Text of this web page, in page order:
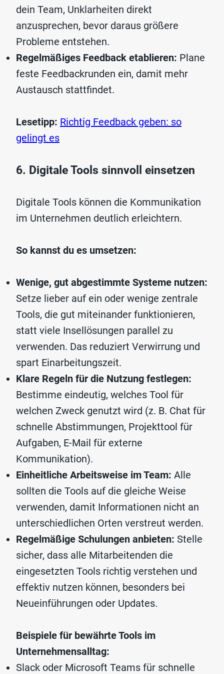
dein Team, Unklarheiten direkt
anzusprechen, bevor daraus größere
Probleme entstehen.
Regelmäßiges Feedback etablieren: Plane
feste Feedbackrunden ein, damit mehr
Austausch stattfindet.
Lesetipp: Richtig Feedback geben: so
gelingt es
6. Digitale Tools sinnvoll einsetzen
Digitale Tools können die Kommunikation
im Unternehmen deutlich erleichtern.
So kannst du es umsetzen:
Wenige, gut abgestimmte Systeme nutzen:
Setze lieber auf ein oder wenige zentrale
Tools, die gut miteinander funktionieren,
statt viele Insellösungen parallel zu
verwenden. Das reduziert Verwirrung und
spart Einarbeitungszeit.
Klare Regeln für die Nutzung festlegen:
Bestimme eindeutig, welches Tool für
welchen Zweck genutzt wird (z. B. Chat für
schnelle Abstimmungen, Projekttool für
Aufgaben, E-Mail für externe
Kommunikation).
Einheitliche Arbeitsweise im Team: Alle
sollten die Tools auf die gleiche Weise
verwenden, damit Informationen nicht an
unterschiedlichen Orten verstreut werden.
Regelmäßige Schulungen anbieten: Stelle
sicher, dass alle Mitarbeitenden die
eingesetzten Tools richtig verstehen und
effektiv nutzen können, besonders bei
Neueinführungen oder Updates.
Beispiele für bewährte Tools im
Unternehmensalltag:
Slack oder Microsoft Teams für schnelle